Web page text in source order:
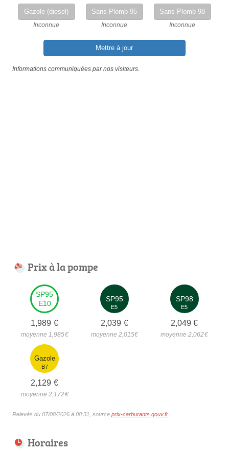
Gazole (diesel)
Inconnue
Sans Plomb 95
Inconnue
Sans Plomb 98
Inconnue
Mettre à jour
Informations communiquées par nos visiteurs.
Prix à la pompe
SP95
E10
1,989 €
moyenne 1,985€
SP95
E5
2,039 €
moyenne 2,015€
SP98
E5
2,049 €
moyenne 2,062€
Gazole
B7
2,129 €
moyenne 2,172€
Relevés du 07/08/2026 à 08:31, source prix-carburants.gouv.fr
Horaires